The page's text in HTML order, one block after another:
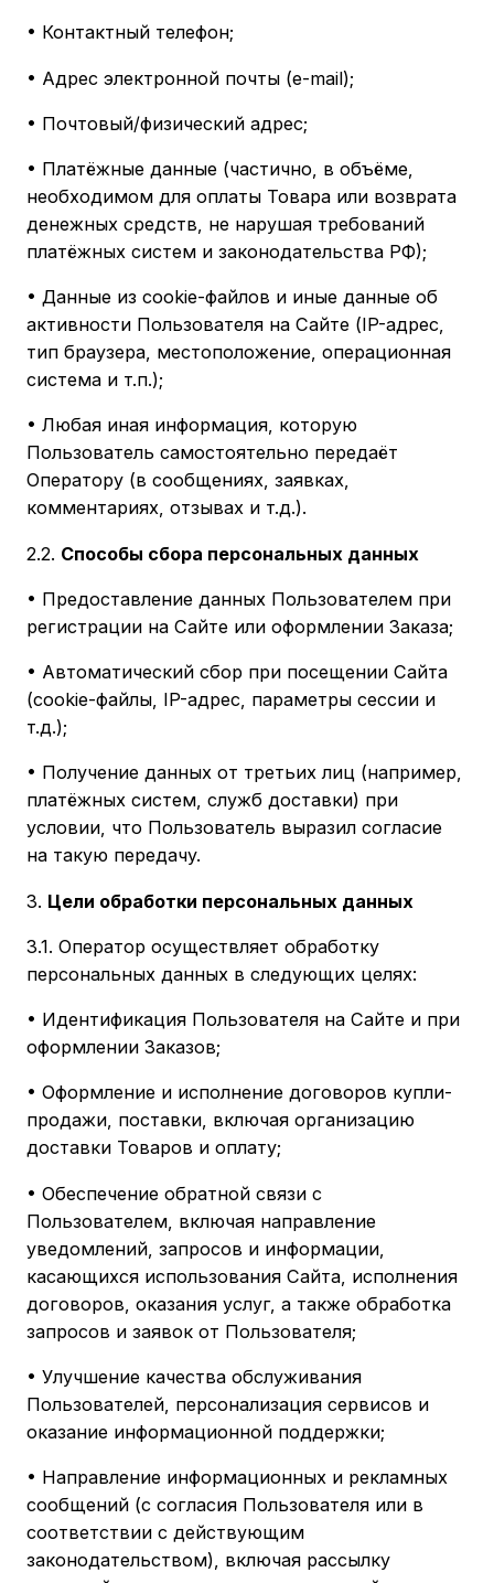
• Контактный телефон;
• Адрес электронной почты (e-mail);
• Почтовый/физический адрес;
• Платёжные данные (частично, в объёме,
необходимом для оплаты Товара или возврата
денежных средств, не нарушая требований
платёжных систем и законодательства РФ);
• Данные из cookie-файлов и иные данные об
активности Пользователя на Сайте (IP-адрес,
тип браузера, местоположение, операционная
система и т.п.);
• Любая иная информация, которую
Пользователь самостоятельно передаёт
Оператору (в сообщениях, заявках,
комментариях, отзывах и т.д.).
2.2. Способы сбора персональных данных
• Предоставление данных Пользователем при
регистрации на Сайте или оформлении Заказа;
• Автоматический сбор при посещении Сайта
(cookie-файлы, IP-адрес, параметры сессии и
т.д.);
• Получение данных от третьих лиц (например,
платёжных систем, служб доставки) при
условии, что Пользователь выразил согласие
на такую передачу.
3. Цели обработки персональных данных
3.1. Оператор осуществляет обработку
персональных данных в следующих целях:
• Идентификация Пользователя на Сайте и при
оформлении Заказов;
• Оформление и исполнение договоров купли-
продажи, поставки, включая организацию
доставки Товаров и оплату;
• Обеспечение обратной связи с
Пользователем, включая направление
уведомлений, запросов и информации,
касающихся использования Сайта, исполнения
договоров, оказания услуг, а также обработка
запросов и заявок от Пользователя;
• Улучшение качества обслуживания
Пользователей, персонализация сервисов и
оказание информационной поддержки;
• Направление информационных и рекламных
сообщений (с согласия Пользователя или в
соответствии с действующим
законодательством), включая рассылку